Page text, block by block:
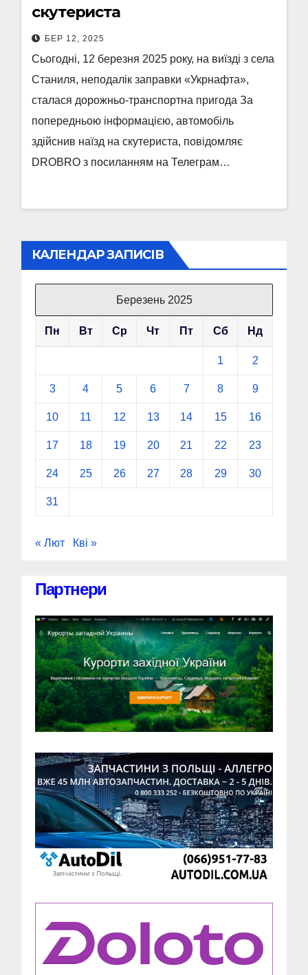
скутериста
БЕР 12, 2025
Сьогодні, 12 березня 2025 року, на виїзді з села
Станиля, неподалік заправки «Укрнафта»,
сталася дорожньо-транспортна пригода За
попередньою інформацією, автомобіль
здійснив наїзд на скутериста, повідомляє
DROBRO з посиланням на Телеграм…
КАЛЕНДАР ЗАПИСІВ
Березень 2025
Пн Вт Ср Чт Пт Сб Нд
1 2
3 4 5 6 7 8 9
10 11 12 13 14 15 16
17 18 19 20 21 22 23
24 25 26 27 28 29 30
31
« Лют Кві »
Партнери